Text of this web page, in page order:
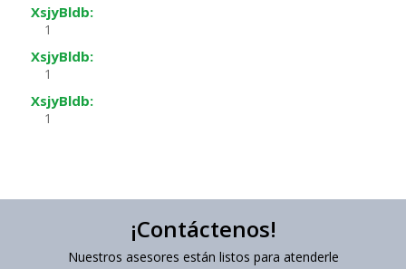
XsjyBldb:
1
XsjyBldb:
1
XsjyBldb:
1
¡Contáctenos!
Nuestros asesores están listos para atenderle